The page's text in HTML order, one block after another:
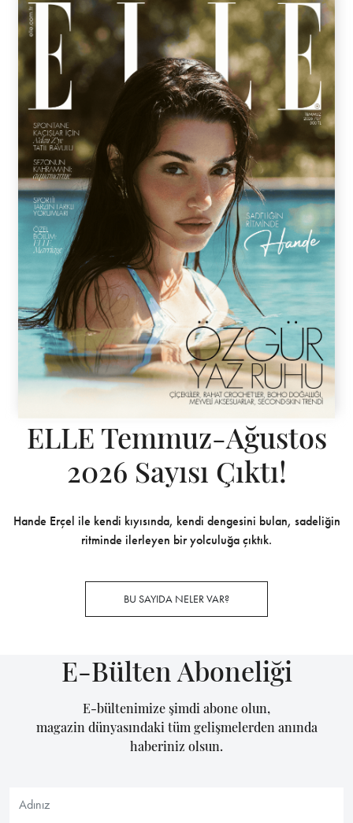
ELLE Temmuz-Ağustos
2026 Sayısı Çıktı!
Hande Erçel ile kendi kıyısında, kendi dengesini bulan, sadeliğin
ritminde ilerleyen bir yolculuğa çıktık.
BU SAYIDA NELER VAR?
E-Bülten Aboneliği
E-bültenimize şimdi abone olun,
magazin dünyasındaki tüm gelişmelerden anında
haberiniz olsun.